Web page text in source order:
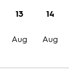
13
Aug
14
Aug